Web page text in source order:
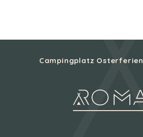
Campingplatz Osterferien